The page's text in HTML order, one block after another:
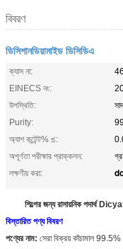
বিবরণ
ডিসিশানডিয়ামাইড ডিসিডিএ
ক্যাস না:
EINECS নং:
উপস্থিতি:
Purity:
অ্যাশ কন্টেন্ট% ≤:
অপূর্ণতা পরীক্ষার প্রাক্কলন:
লক্ষণীয় করা:
শিল্পের জন্য রাসায়নিক পদার্থ
বিস্তারিত পণ্য বিবরণ
পণ্যের নাম: সেরা বিক্রয় কাঁচামাল